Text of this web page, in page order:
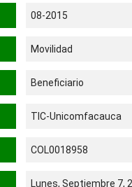
08-2015
Movilidad
Beneficiario
TIC-Unicomfacauca
COL0018958
Lunes, Septiembre 7,